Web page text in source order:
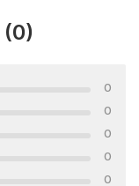
(0)
0
0
0
0
0